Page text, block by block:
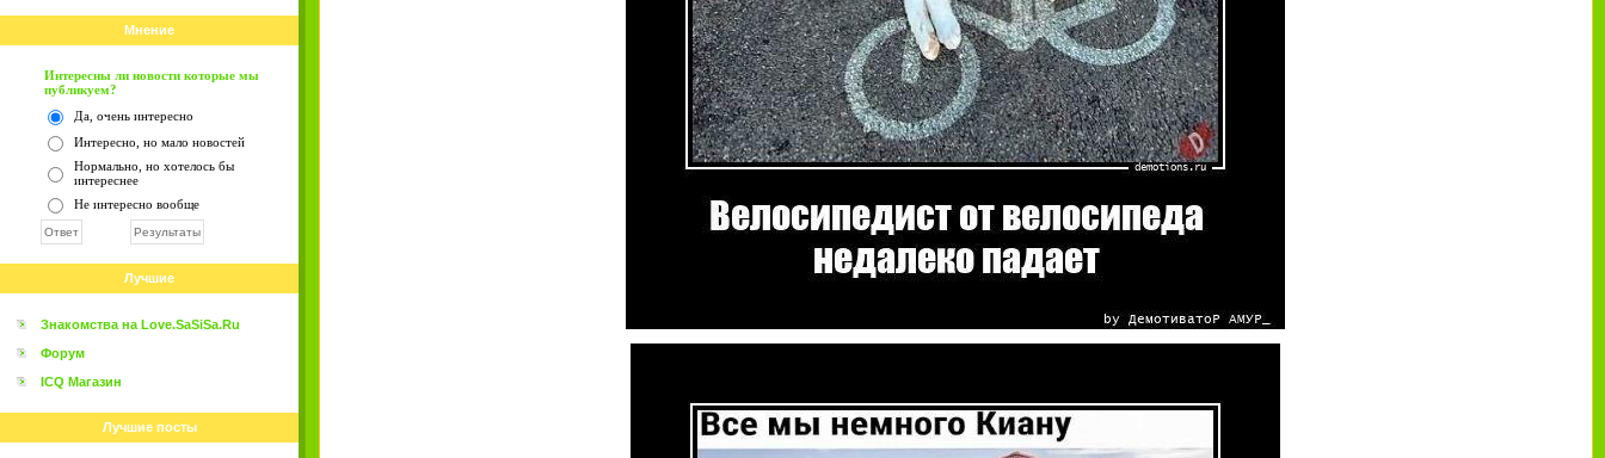
Мнение
Интересны ли новости которые мы
публикуем?
Да, очень интересно
Интересно, но мало новостей
Нормально, но хотелось бы
интереснее
Не интересно вообще
Лучшие
Знакомства на Love.SaSiSa.Ru
Форум
ICQ Магазин
Лучшие посты